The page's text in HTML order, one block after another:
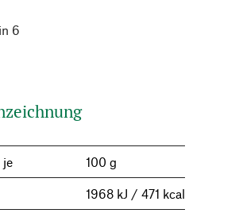
6
je 100 g
1968 kJ / 471 kcal